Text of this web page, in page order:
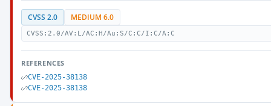
CVSS 2.0 MEDIUM 6.0
CVSS:2.0/AV:L/AC:H/Au:S/C:C/I:C/A:C
REFERENCES
CVE-2025-38138
CVE-2025-38138